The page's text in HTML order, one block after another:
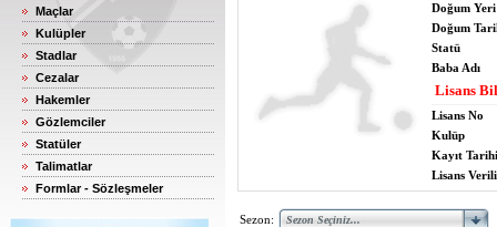
Maçlar
Kulüpler
Stadlar
Cezalar
Hakemler
Gözlemciler
Statüler
Talimatlar
Formlar - Sözleşmeler
Doğum Yeri
Doğum
Statü
Baba Adı
Lisans
Lisans No
Kulüp
Kayıt Tarihi
Lisans
Sezon: